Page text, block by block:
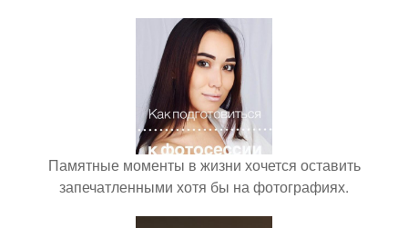
Памятные моменты в жизни хочется оставить
запечатленными хотя бы на фотографиях.